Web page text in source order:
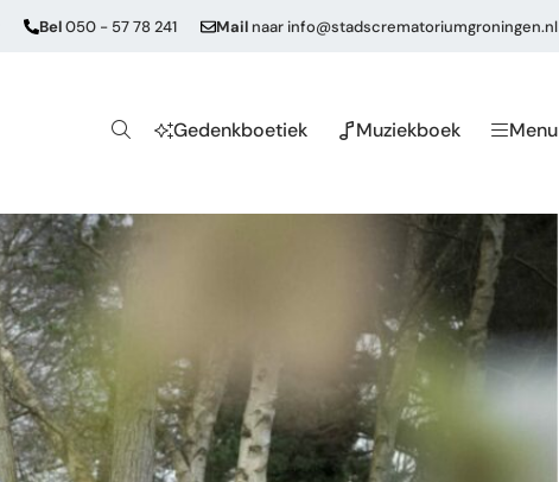
Bel050 - 57 78 241 Mail naarinfo@stadscrematoriumgroningen.nl
Gedenkboetiek Muziekboek Menu